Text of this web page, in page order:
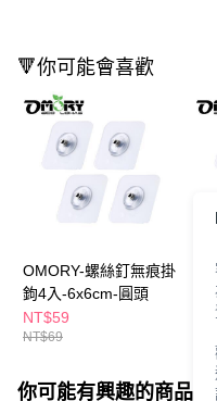
🔻你可能會喜歡
OMORY-螺絲釘無痕掛
鉤4入-6x6cm-圓頭
NT$59
NT$69
你可能有興趣的商品